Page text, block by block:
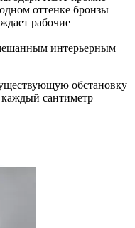
оттенке бронзы
рабочие
интерьерным
обстановку
сантиметр